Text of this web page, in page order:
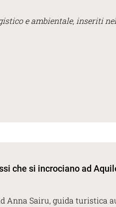
e ambientale, inseriti
che si incrociano ad
Anna Sairu, guida turistica